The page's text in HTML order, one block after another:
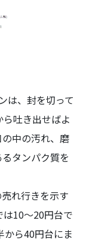
は、封を切って
吐き出せばよ
中の汚れ、磨
タンパク質を
れ行きを示す
10～20円台で
ら40円台にま